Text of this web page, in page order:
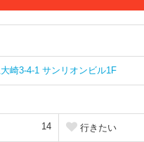
崎3-4-1 サンリオンビル1F
14 行きたい